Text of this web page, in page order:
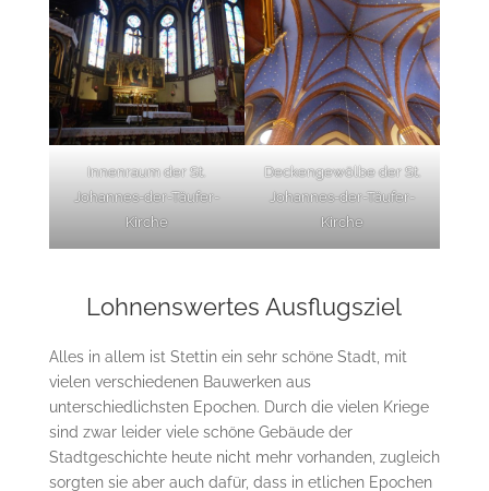
Innenraum der St.
Johannes-der-Täufer-
Kirche
Deckengewölbe der St.
Johannes-der-Täufer-
Kirche
Lohnenswertes Ausflugsziel
Alles in allem ist Stettin ein sehr schöne Stadt, mit
vielen verschiedenen Bauwerken aus
unterschiedlichsten Epochen. Durch die vielen Kriege
sind zwar leider viele schöne Gebäude der
Stadtgeschichte heute nicht mehr vorhanden, zugleich
sorgten sie aber auch dafür, dass in etlichen Epochen